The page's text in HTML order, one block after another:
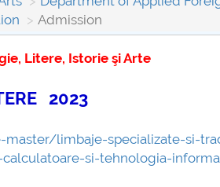
Admission
Litere, Istorie şi Arte
2023
limbaje-specializate-si-
si-tehnologia-
ACTE STUDII